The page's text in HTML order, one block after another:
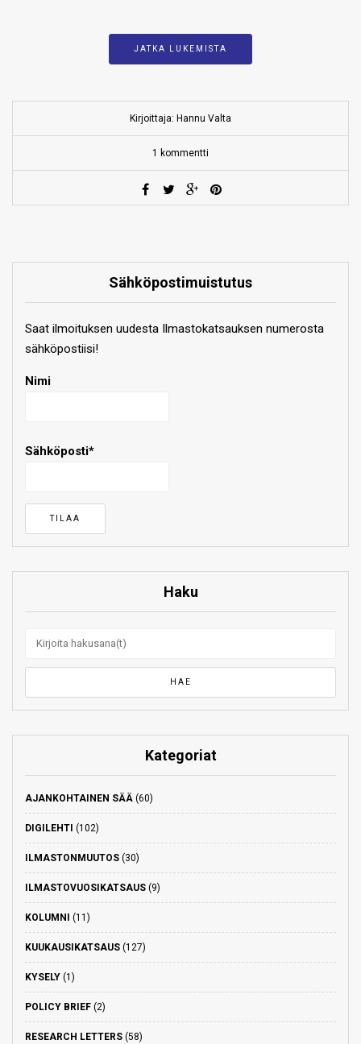
JATKA LUKEMISTA
Kirjoittaja: Hannu Valta
1 kommentti
Sähköpostimuistutus
Saat ilmoituksen uudesta Ilmastokatsauksen numerosta
sähköpostiisi!
Nimi
Sähköposti*
Haku
Kategoriat
AJANKOHTAINEN SÄÄ (60)
DIGILEHTI (102)
ILMASTONMUUTOS (30)
ILMASTOVUOSIKATSAUS (9)
KOLUMNI (11)
KUUKAUSIKATSAUS (127)
KYSELY (1)
POLICY BRIEF (2)
RESEARCH LETTERS (58)